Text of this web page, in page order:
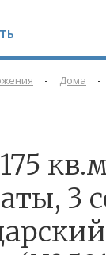
- Дома -
3